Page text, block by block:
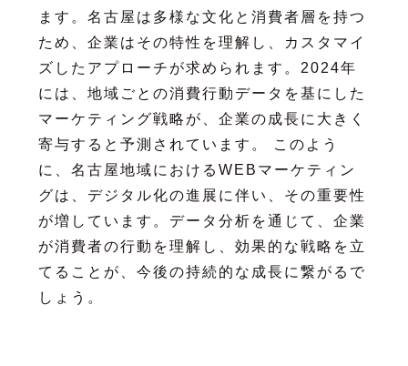
ます。名古屋は多様な文化と消費者層を持つ
ため、企業はその特性を理解し、カスタマイ
ズしたアプローチが求められます。2024年
には、地域ごとの消費行動データを基にした
マーケティング戦略が、企業の成長に大きく
寄与すると予測されています。 このよう
に、名古屋地域におけるWEBマーケティン
グは、デジタル化の進展に伴い、その重要性
が増しています。データ分析を通じて、企業
が消費者の行動を理解し、効果的な戦略を立
てることが、今後の持続的な成長に繋がるで
しょう。